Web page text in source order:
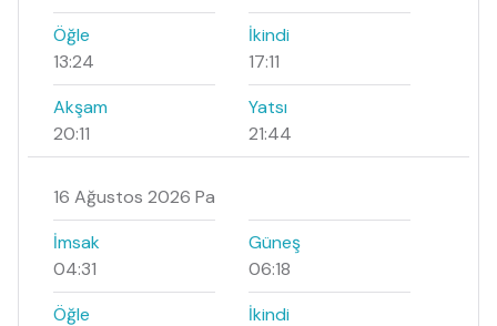
Öğle
13:24
İkindi
17:11
Akşam
20:11
Yatsı
21:44
16 Ağustos 2026 Pa
İmsak
04:31
Güneş
06:18
Öğle
İkindi